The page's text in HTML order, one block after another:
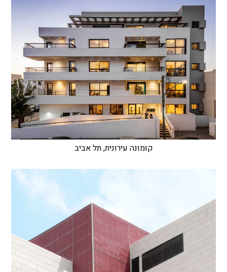
קומונה עירונית, תל אביב